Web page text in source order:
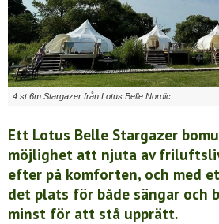
4 st 6m Stargazer från Lotus Belle Nordic
Ett Lotus Belle Stargazer
möjlighet att njuta av
efter på komforten, och med
det plats för både sängar och
minst för att stå upprätt.